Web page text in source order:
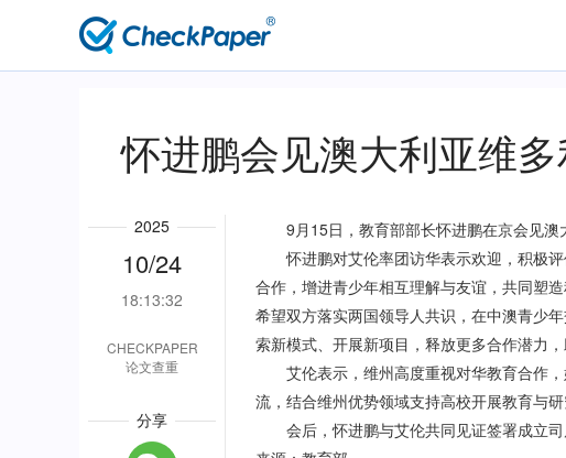
导
航
怀进鹏会见澳大利亚维
2025
10/24
18:13:32
CHECKPAPER
论文查重
分享
9月15日，教育部部长怀进鹏在京会见澳
怀进鹏对艾伦率团访华表示欢迎，积极评
合作，增进青少年相互理解与友谊，共同塑
希望双方落实两国领导人共识，在中澳青少
索新模式、开展新项目，释放更多合作潜力
艾伦表示，维州高度重视对华教育合作，
流，结合维州优势领域支持高校开展教育与研
会后，怀进鹏与艾伦共同见证签署成立司